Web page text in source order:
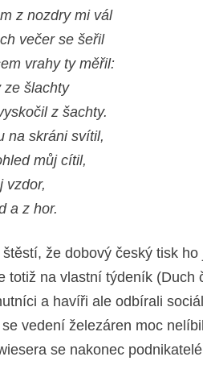
z nozdry mi vál
večer se šeřil
vrahy ty měřil:
ze šlachty
z šachty.
na skráni svítil,
můj cítil,
vzdor,
a z hor.
že dobový český tisk ho
totiž na vlastní týdeník (Duch
a havíři ale odbírali
vedení železáren moc
se nakonec